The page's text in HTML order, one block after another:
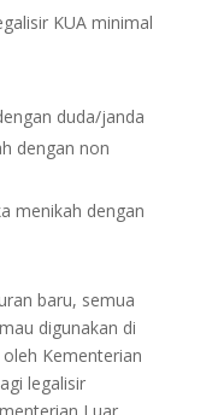
KUA minimal
duda/janda
dengan non
menikah dengan
baru, semua
digunakan di
Kementerian
legalisir